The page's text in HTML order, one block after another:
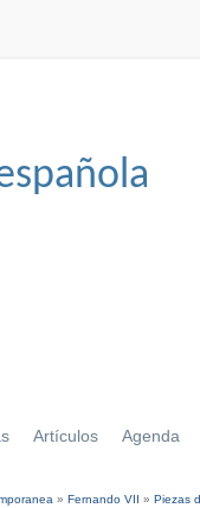
Artículos Agenda
» Fernando VII » Piezas